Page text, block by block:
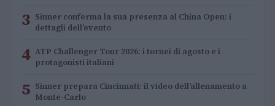
3 Sinner conferma la sua presenza al China Open: i
dettagli dell’evento
4 ATP Challenger Tour 2026: i tornei di agosto e i
protagonisti italiani
5 Sinner prepara Cincinnati: il video dell’allenamento a
Monte-Carlo